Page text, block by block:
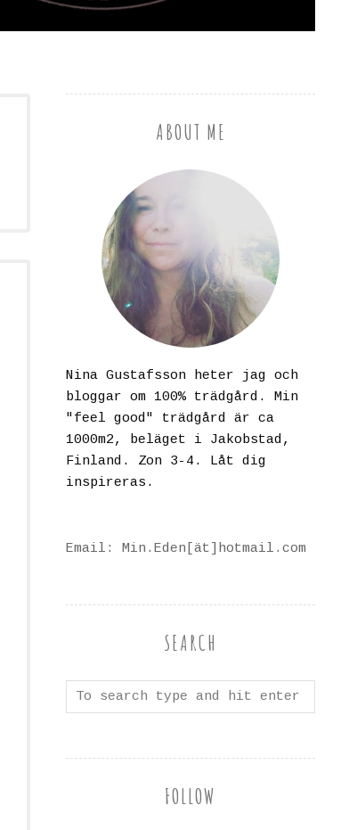
ABOUT ME
Nina Gustafsson heter jag och
bloggar om 100% trädgård. Min
"feel good" trädgård är ca
1000m2, beläget i Jakobstad,
Finland. Zon 3-4. Låt dig
inspireras.
Email: Min.Eden[ät]hotmail.com
SEARCH
FOLLOW